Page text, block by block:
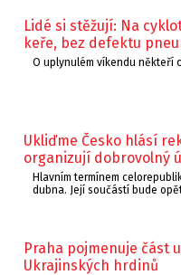
Lidé si stěžují: Na
keře, bez defektu
O uplynulém víkendu někteří
Ukliďme Česko hlásí
organizují dobrovolný
Hlavním termínem
dubna. Její součástí bude
Praha pojmenuje část
Ukrajinských hrdinů